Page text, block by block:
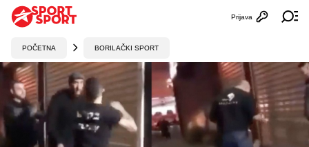
Otvori
Prijava
POČETNA BORILAČKI SPORT